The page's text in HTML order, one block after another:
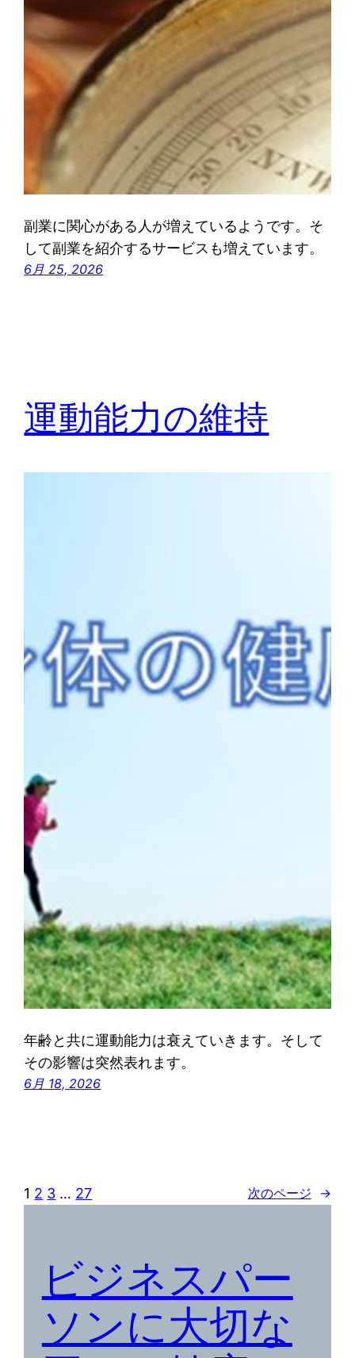
副業に関心がある人が増えているようです。そ
して副業を紹介するサービスも増えています。
6月 25, 2026
運動能力の維持
年齢と共に運動能力は衰えていきます。そして
その影響は突然表れます。
6月 18, 2026
1 2 3 … 27 次のページ →
ビジネスパー
ソンに大切な